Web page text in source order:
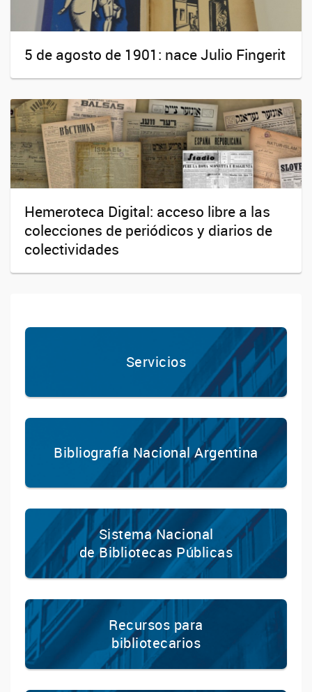
5 de agosto de 1901: nace Julio Fingerit
Hemeroteca Digital: acceso libre a las
colecciones de periódicos y diarios de
colectividades
Servicios
Bibliografía Nacional Argentina
Sistema Nacional
de Bibliotecas Públicas
Recursos para
bibliotecarios